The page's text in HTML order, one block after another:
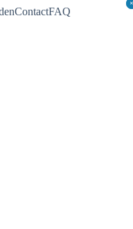
ContactFAQ
×
×